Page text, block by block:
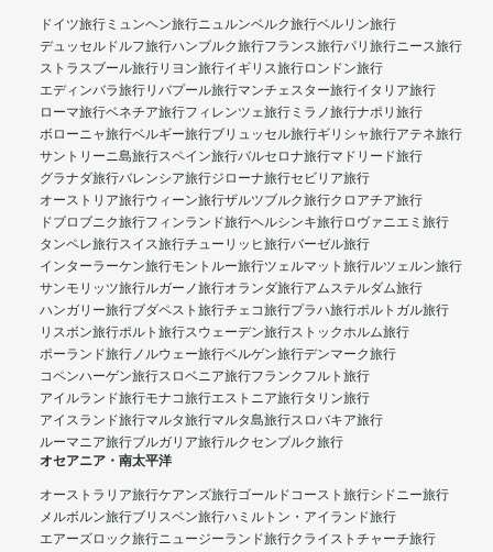
ドイツ旅行 ミュンヘン旅行ニュルンベルク旅行ベルリン旅行
デュッセルドルフ旅行ハンブルク旅行フランス旅行パリ旅行ニース旅行
ストラスブール旅行リヨン旅行イギリス旅行ロンドン旅行
エディンバラ旅行リバプール旅行マンチェスター旅行イタリア旅行
ローマ旅行ベネチア旅行フィレンツェ旅行 ミラノ旅行ナポリ旅行
ボローニャ旅行ベルギー旅行ブリュッセル旅行ギリシャ旅行アテネ旅行
サントリーニ島旅行スペイン旅行バルセロナ旅行マドリード旅行
グラナダ旅行バレンシア旅行ジローナ旅行セビリア旅行
オーストリア旅行ウィーン旅行ザルツブルク旅行クロアチア旅行
ドブロブニク旅行フィンランド旅行ヘルシンキ旅行ロヴァニエミ旅行
タンペレ旅行スイス旅行チューリッヒ旅行バーゼル旅行
インターラーケン旅行モントルー旅行ツェルマット旅行ルツェルン旅行
サンモリッツ旅行ルガーノ旅行オランダ旅行アムステルダム旅行
ハンガリー旅行ブダペスト旅行チェコ旅行プラハ旅行ポルトガル旅行
リスボン旅行ポルト旅行スウェーデン旅行ストックホルム旅行
ポーランド旅行ノルウェー旅行ベルゲン旅行デンマーク旅行
コペンハーゲン旅行スロベニア旅行フランクフルト旅行
アイルランド旅行モナコ旅行エストニア旅行タリン旅行
アイスランド旅行マルタ旅行マルタ島旅行スロバキア旅行
ルーマニア旅行ブルガリア旅行ルクセンブルク旅行
オセアニア・南太平洋
オーストラリア旅行ケアンズ旅行ゴールドコースト旅行シドニー旅行
メルボルン旅行ブリスベン旅行ハミルトン・アイランド旅行
エアーズロック旅行ニュージーランド旅行クライストチャーチ旅行